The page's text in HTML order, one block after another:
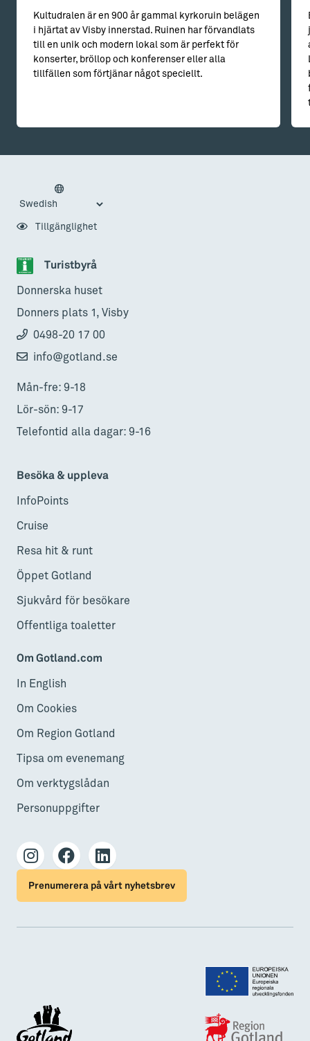
Kultudralen är en 900 år gammal kyrkoruin belägen
i hjärtat av Visby innerstad. Ruinen har förvandlats
till en unik och modern lokal som är perfekt för
konserter, bröllop och konferenser eller alla
tillfällen som förtjänar något speciellt.
Turistbyrå
Donnerska huset
Donners plats 1, Visby
0498-20 17 00
info@gotland.se
Mån-fre: 9-18
Lör-sön: 9-17
Telefontid alla dagar: 9-16
Besöka & uppleva
InfoPoints
Cruise
Resa hit & runt
Öppet Gotland
Sjukvård för besökare
Offentliga toaletter
Om Gotland.com
In English
Om Cookies
Om Region Gotland
Tipsa om evenemang
Om verktygslådan
Personuppgifter
Tillgänglighet
Prenumerera på vårt nyhetsbrev